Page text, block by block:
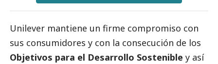
Unilever mantiene un firme compromiso con
sus consumidores y con la consecución de los
Objetivos para el Desarrollo Sostenible y así